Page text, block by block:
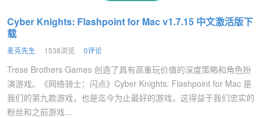
Cyber Knights: Flashpoint for Mac v1.7.15 中文激活版下
载
麦克先生 1538浏览 0评论
Trese Brothers Games 创造了具有高重玩价值的深度策略和角色扮
演游戏。《网络骑士：闪点》Cyber Knights: Flashpoint for Mac 是
我们的第九款游戏，也是迄今为止最好的游戏，这得益于我们忠实的
粉丝和之前游戏...